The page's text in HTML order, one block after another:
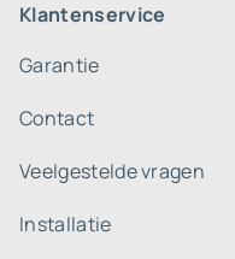
Klantenservice
Garantie
Contact
Veelgestelde vragen
Installatie